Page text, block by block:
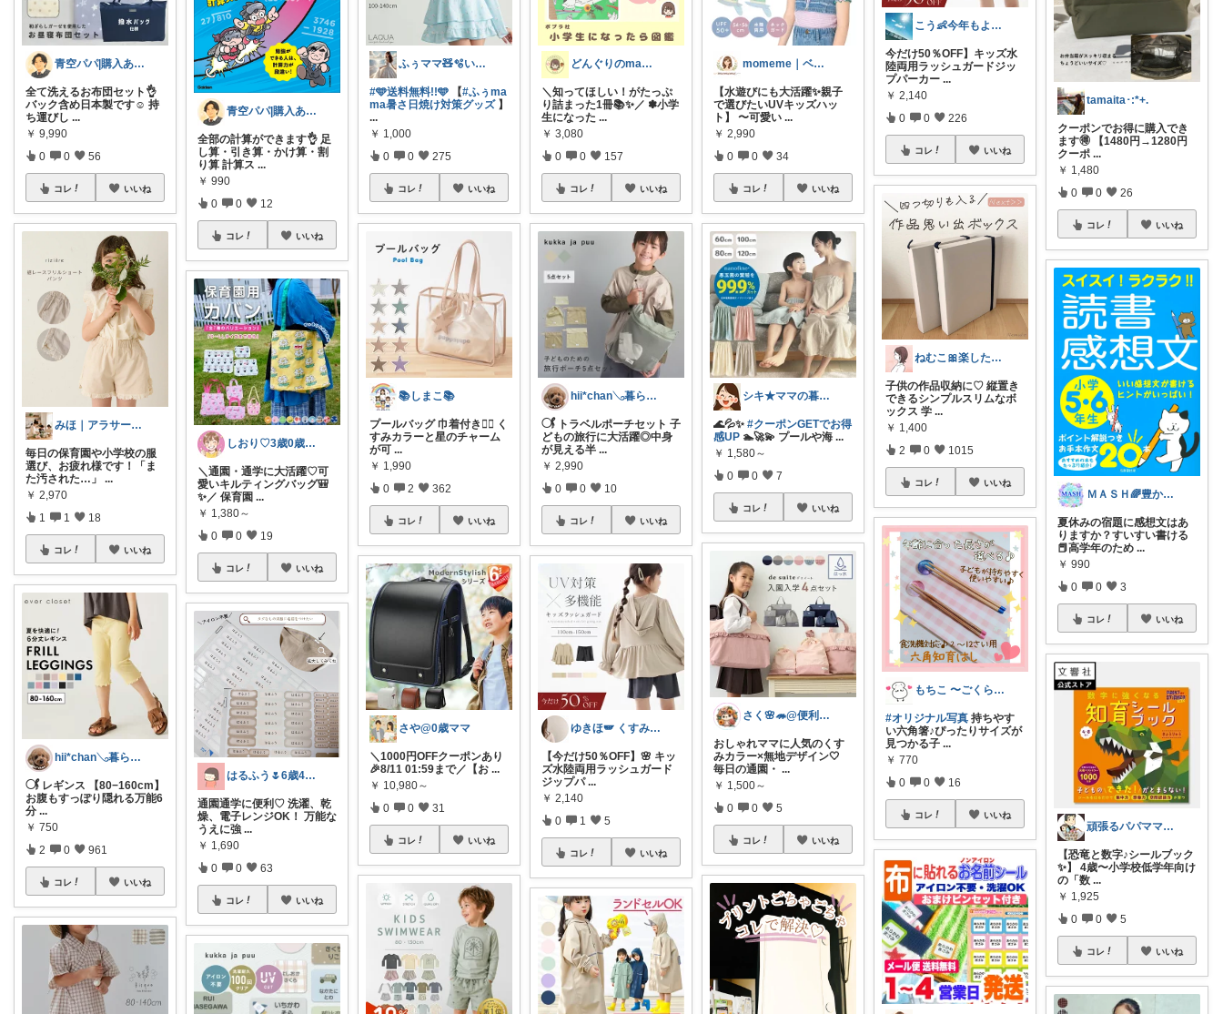
青空パパ|購入ありがとうございます☺️
全て洗えるお布団セット👌
バック含め日本製です☺️ 持
ち運びし ...
￥ 9,990
0 0 56
コレ いいね
みほ｜アラサー主婦｜共働き｜2児育児中
毎日の保育園や小学校の服
選び、お疲れ様です！「ま
た汚された…」
...
￥ 2,970
1 1 18
コレ いいね
hii*chan𓂅暮らしと子ども
𓋜 レギンス 【80−160cm】
お腹もすっぽり隠れる万能6
分 ...
￥ 750
2 0 961
コレ いいね
青空パパ|購入ありがとうございます☺️
全部の計算ができます👌 足
し算・引き算・かけ算・割
り算 計算ス ...
￥ 990
0 0 12
コレ いいね
しおり♡3歳0歳子育て中
＼通園・通学に大活躍♡可
愛いキルティングバッグ🎒
✨／ 保育園 ...
￥ 1,380～
0 0 19
コレ いいね
はるふう🌷6歳4歳ママ
通園通学に便利♡ 洗濯、乾
燥、電子レンジOK！ 万能な
うえに強 ...
￥ 1,690
0 0 63
コレ いいね
ふぅママ🧸🫧いつも有難うございます
#🩵送料無料!!🩵 【#ふぅma
ma暑さ日焼け対策グッズ】
...
￥ 1,000
0 0 275
コレ いいね
📚しまこ📚
プールバッグ 巾着付き🏊‍♀️ く
すみカラーと星のチャーム
が可 ...
￥ 1,990
0 2 362
コレ いいね
さや@0歳ママ
＼1000円OFFクーポンあり
🎉8/11 01:59まで／【お ...
￥ 10,980～
0 0 31
コレ いいね
どんぐりのmama☆子育てグッズ
＼知ってほしい！がたっぷ
り詰まった1冊📚✨／ ✽小学
生になった ...
￥ 3,080
0 0 157
コレ いいね
hii*chan𓂅暮らしと子ども
𓋜 トラベルポーチセット 子
どもの旅行に大活躍◎中身
が見える半 ...
￥ 2,990
0 0 10
コレ いいね
ゆきほ🪽 くすみカラー×小学生ママ
【今だけ50％OFF】🌸 キッ
ズ水陸両用ラッシュガード
ジップパ ...
￥ 2,140
0 1 5
コレ いいね
momeme｜ベビー&キッズ専門店
【水遊びにも大活躍✨親子
で選びたいUVキッズハッ
ト】 〜可愛い ...
￥ 2,990
0 0 34
コレ いいね
シキ★ママの暮らし、キッズ
🌊💦✨#クーポンGETでお得
感UP 🏊🚀💫 プールや海 ...
￥ 1,580～
0 0 7
コレ いいね
さく🌸🦔@便利でかわいいを探す旅
おしゃれママに人気のくす
みカラー×無地デザイン🤍
毎日の通園・ ...
￥ 1,500～
0 0 5
コレ いいね
こう👶今年もよろしくお願いします🥹
今だけ50％OFF】キッズ水
陸両用ラッシュガードジッ
プパーカー ...
￥ 2,140
0 0 226
コレ いいね
ねむこ🎀楽したいママの購入品ほぼオリ写
子供の作品収納に♡ 縦置き
できるシンプルスリムなボ
ックス 学 ...
￥ 1,400
2 0 1015
コレ いいね
もちこ 〜ごくらく＆かわいい生活♪
#オリジナル写真 持ちやす
い六角箸♪ぴったりサイズが
見つかる子 ...
￥ 770
0 0 16
コレ いいね
tamaita･:*+.
クーポンでお得に購入でき
ます🉐 【1480円→1280円
クーポ ...
￥ 1,480
0 0 26
コレ いいね
ＭＡＳＨ🌈豊かな生活へカスタマイズ🌈
夏休みの宿題に感想文はあ
りますか？すいすい書ける
📕高学年のため ...
￥ 990
0 0 3
コレ いいね
頑張るパパママ応援隊@育児・子供用品紹介
【恐竜と数字♪シールブック
✨】 4歳〜小学校低学年向け
の「数 ...
￥ 1,925
0 0 5
コレ いいね